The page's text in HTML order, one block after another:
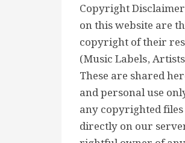
Copyright
on this website are
copyright of their
(Music Labels,
These are shared
and personal use
any copyrighted files
directly on our